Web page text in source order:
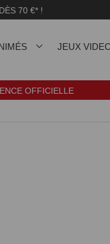
70 €* !
JEUX
OFFICIELLE